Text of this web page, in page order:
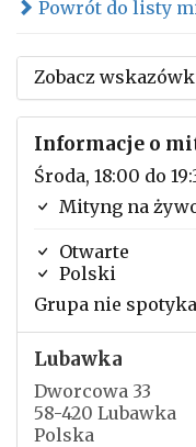
Powrót do listy
Zobacz
Informacje o
Środa, 18:00 do
Mityng na
Otwarte
Polski
Grupa nie
Lubawka
Dworcowa 33
58-420 Lubawka
Polska